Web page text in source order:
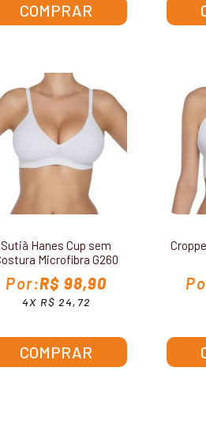
COMPRAR
Sutiã Hanes Cup sem
Microfibra G260
R$ 98,90
4X R$ 24,72
COMPRAR